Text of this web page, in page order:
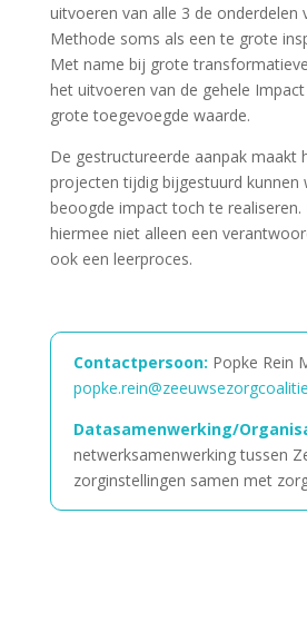
uitvoeren van alle 3 de onderdelen
Methode soms als een te grote
Met name bij grote
het uitvoeren van de gehele
grote toegevoegde waarde.
De gestructureerde aanpak maakt
projecten tijdig bijgestuurd kunnen
beoogde impact toch te
hiermee niet alleen een
ook een leerproces.
Contactpersoon: Popke Rein
Datasamenwerking/
netwerksamenwerking tussen
zorginstellingen samen met